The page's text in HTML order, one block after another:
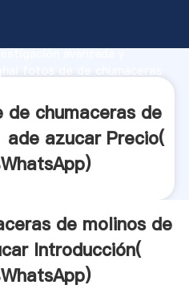
avanzada y
los clientes.
chumaceras de
azucar Precio(
WhatsApp)
de molinos de
Introducción(
WhatsApp)